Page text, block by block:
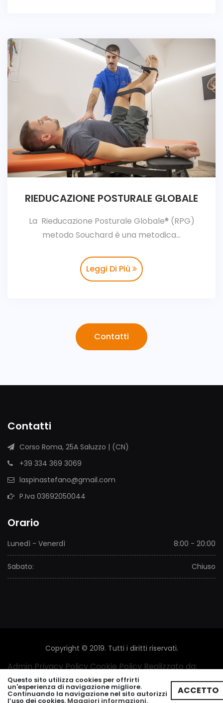
RIEDUCAZIONE POSTURALE GLOBALE
La Rieducazione Posturale Globale® (RPG)
metodo Souchard è una metodica...
Leggi Di Più
Contatti
Contatti
Corso Roma, 25A Saluzzo | (CN)
+39 334 369 3069
laspinastefano@gmail.com
P.Iva 03692050044
Orario
Lunedì - Venerdì 8:00 - 20:00
Sabato: Chiuso
Copyright © 2019. Tutti i diritti riservati.
AdminPrivacy PolicyCookie PolicyRealizzato da:
Leonardo Web
Questo sito utilizza cookies per offrirti
un'esperienza di navigazione migliore.
Continuando la navigazione nel sito autorizzi
l’uso dei cookies. Maggiori informazioni.
ACCETTO